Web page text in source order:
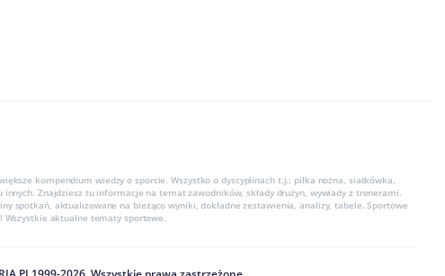
kompendium wiedzy o sporcie. Wszystko o dyscyplinach t.j.: piłka nożna, siatkówka,
Znajdziesz tu informacje na temat zawodników, składy drużyn, wywiady z trenerami.
spotkań, aktualizowane na bieżąco wyniki, dokładne zestawienia, analizy, tabele. Sportowe
Wszystkie aktualne tematy sportowe.